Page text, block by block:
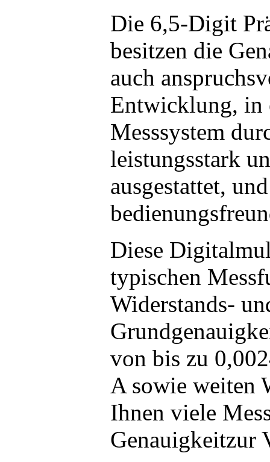
Die 6,5-Digit
besitzen die
auch
Entwicklung, in
Messsystem
leistungsstark
ausgestattet,
Diese
typischen
Widerstands-
von bis zu
A sowie weiten
Ihnen viele
Genauigkeitzur